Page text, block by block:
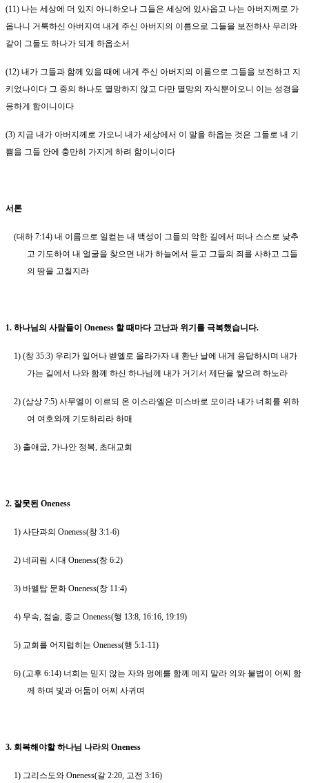
(11) 나는 세상에 더 있지 아니하오나 그들은 세상에 있사옵고 나는 아버지께로 가
옵나니 거룩하신 아버지여 내게 주신 아버지의 이름으로 그들을 보전하사 우리와
같이 그들도 하나가 되게 하옵소서
(12) 내가 그들과 함께 있을 때에 내게 주신 아버지의 이름으로 그들을 보전하고 지
키었나이다 그 중의 하나도 멸망하지 않고 다만 멸망의 자식뿐이오니 이는 성경을
응하게 함이니이다
(3) 지금 내가 아버지께로 가오니 내가 세상에서 이 말을 하옵는 것은 그들로 내 기
쁨을 그들 안에 충만히 가지게 하려 함이니이다
서론
(대하7:14)내 이름으로 일컫는 내 백성이 그들의 악한 길에서 떠나 스스로 낮추
고 기도하여 내 얼굴을 찾으면 내가 하늘에서 듣고 그들의 죄를 사하고 그들
의 땅을 고칠지라
1. 하나님의 사람들이 Oneness 할 때마다 고난과 위기를 극복했습니다.
1) (창35:3) 우리가 일어나 벧엘로 올라가자 내 환난 날에 내게 응답하시며 내가
가는 길에서 나와 함께 하신 하나님께 내가 거기서 제단을 쌓으려 하노라
2) (삼상7:5)사무엘이 이르되 온 이스라엘은 미스바로 모이라 내가 너희를 위하
여 여호와께 기도하리라 하매
3) 출애굽, 가나안 정복, 초대교회
2. 잘못된 Oneness
1)사단과의Oneness(창3:1-6)
2)네피림 시대Oneness(창6:2)
3) 바벨탑 문화Oneness(창 11:4)
4) 무속, 점술, 종교Oneness(행 13:8, 16:16, 19:19)
5) 교회를 어지럽히는Oneness(행5:1-11)
6) (고후6:14) 너희는 믿지 않는 자와 멍에를 함께 메지 말라 의와 불법이 어찌 함
께 하며 빛과 어둠이 어찌 사귀며
3. 회복해야할 하나님 나라의 Oneness
1) 그리스도와Oneness(갈2:20, 고전3:16)